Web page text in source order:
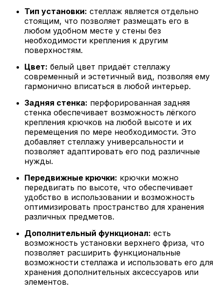
Тип установки: стеллаж является отдельно
стоящим, что позволяет размещать его в
любом удобном месте у стены без
необходимости крепления к другим
поверхностям.
Цвет: белый цвет придаёт стеллажу
современный и эстетичный вид, позволяя ему
гармонично вписаться в любой интерьер.
Задняя стенка: перфорированная задняя
стенка обеспечивает возможность лёгкого
крепления крючков на любой высоте и их
перемещения по мере необходимости. Это
добавляет стеллажу универсальности и
позволяет адаптировать его под различные
нужды.
Передвижные крючки: крючки можно
передвигать по высоте, что обеспечивает
удобство в использовании и возможность
оптимизировать пространство для хранения
различных предметов.
Дополнительный функционал: есть
возможность установки верхнего фриза, что
позволяет расширить функциональные
возможности стеллажа и использовать его для
хранения дополнительных аксессуаров или
элементов.